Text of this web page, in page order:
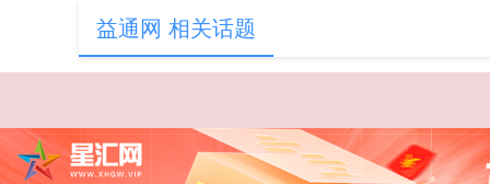
益通网 相关话题